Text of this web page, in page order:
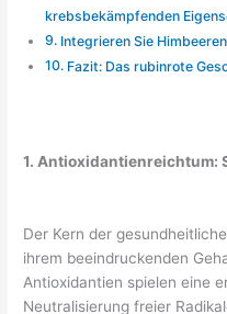
krebsbekämpfenden
Integrieren Sie
Fazit: Das rubinrote
1. Antioxidantienreichtum:
Der Kern der
ihrem beeindruckenden
Antioxidantien spielen eine
Neutralisierung freier